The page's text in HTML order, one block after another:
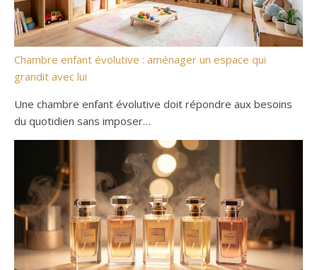
Chambre enfant évolutive : aménager un espace qui
grandit avec lui
Une chambre enfant évolutive doit répondre aux besoins
du quotidien sans imposer…